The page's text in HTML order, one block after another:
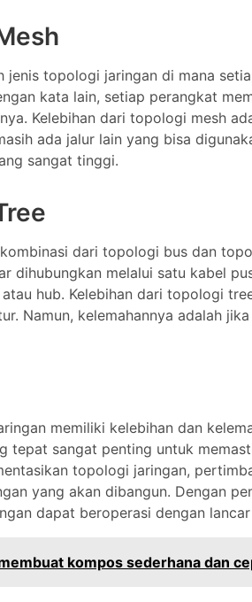
jenis topologi jaringan di mana
kata lain, setiap perangkat
Kelebihan dari topologi mesh
ada jalur lain yang bisa
sangat tinggi.
dari topologi bus dan
dihubungkan melalui satu kabel
hub. Kelebihan dari topologi
Namun, kelemahannya adalah
memiliki kelebihan dan
tepat sangat penting untuk
topologi jaringan,
yang akan dibangun. Dengan
dapat beroperasi dengan
kompos sederhana dan